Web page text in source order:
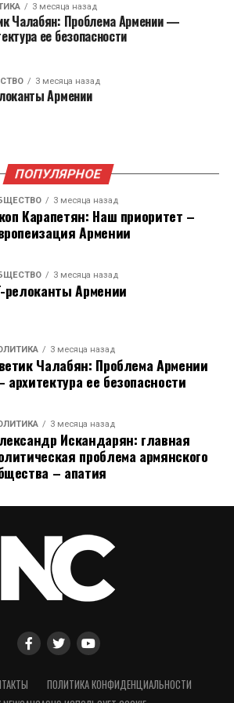
января 2026 года. Функции на
экономики.
бюро были учреждены
рекомендаций Европейского
3 месяца назад
Чалабян: Проблема Армении —
ее безопасности
3 месяца назад
Армении
ПОПУЛЯРНОЕ
3 месяца назад
Карапетян: Наш приоритет –
Армении
3 месяца назад
релоканты Армении
3 месяца назад
Чалабян: Проблема Армении
ее безопасности
3 месяца назад
Искандарян: главная
проблема армянского
– апатия
ПОЛИТИКА КОНФИДЕНЦИАЛЬНОСТИ